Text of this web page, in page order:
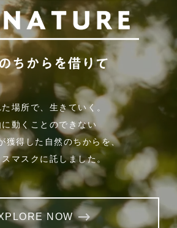
場所で、生きていく。
に動くことのできない
獲得した自然のちからを、
スマスクに託しました。
NOW